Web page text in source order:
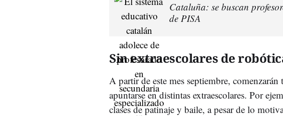
Cataluña: se buscan
de PISA
Sin extraescolares de
A partir de este mes septiembre,
apuntarse en distintas extraescolares. Por
clases de patinaje y baile, a pesar de lo